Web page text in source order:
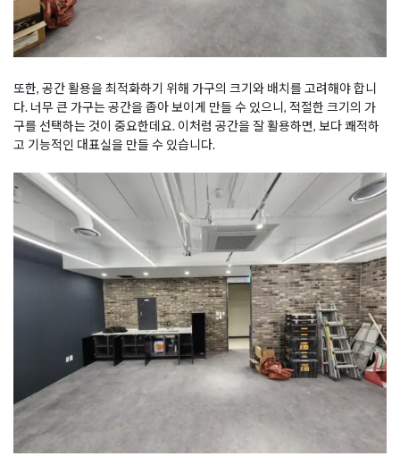
또한, 공간 활용을 최적화하기 위해 가구의 크기와 배치를 고려해야 합니
다. 너무 큰 가구는 공간을 좁아 보이게 만들 수 있으니, 적절한 크기의 가
구를 선택하는 것이 중요한데요. 이처럼 공간을 잘 활용하면, 보다 쾌적하
고 기능적인 대표실을 만들 수 있습니다.